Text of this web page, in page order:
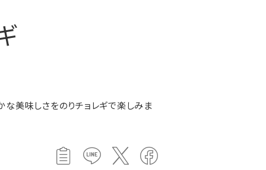
な美味しさをのりチョレギで楽しみま